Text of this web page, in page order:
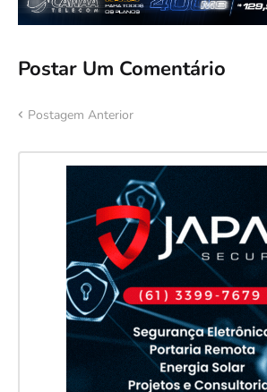
Postar Um Comentário
Postagem Anterior